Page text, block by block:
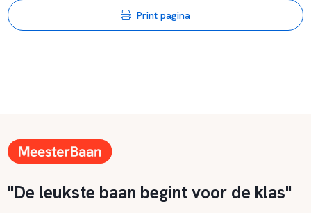
Print pagina
"De leukste baan begint voor de klas"